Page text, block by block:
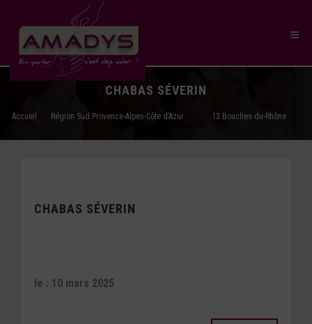
CHABAS SÉVERIN
Accueil Région Sud Provence-Alpes-Côte d’Azur 13 Bouches-du-Rhône
CHABAS SÉVERIN
le : 10 mars 2025